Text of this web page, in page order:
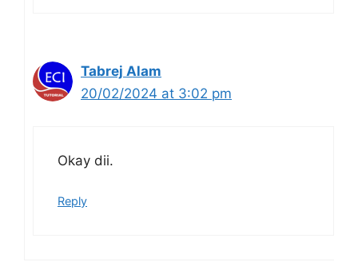
Tabrej Alam
20/02/2024 at 3:02 pm
Okay dii.
Reply